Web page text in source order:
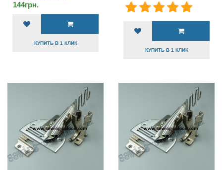
144грн.
КУПИТЬ В 1 КЛИК
КУПИТЬ В 1 КЛИК